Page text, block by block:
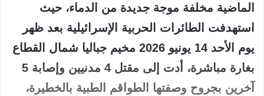
الماضية مخلفة موجة جديدة من الدماء، حيث
استهدفت الطائرات الحربية الإسرائيلية بعد ظهر
يوم الأحد 14 يونيو 2026 مخيم جباليا شمال القطاع
بغارة مباشرة، أدت إلى مقتل 4 مدنيين وإصابة 5
آخرين بجروح وصفتها الطواقم الطبية بالخطيرة،